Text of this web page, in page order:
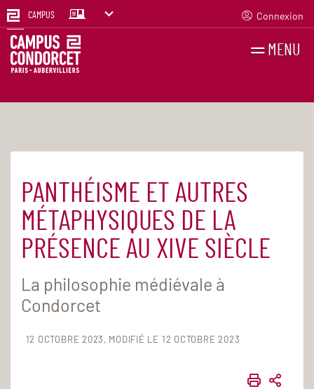
CAMPUS Connexion
MENU
Accueil Agenda
PANTHÉISME ET AUTRES
MÉTAPHYSIQUES DE LA
PRÉSENCE AU XIVE SIÈCLE
La philosophie médiévale à
Condorcet
12 OCTOBRE 2023 MODIFIÉ LE 12 OCTOBRE 2023